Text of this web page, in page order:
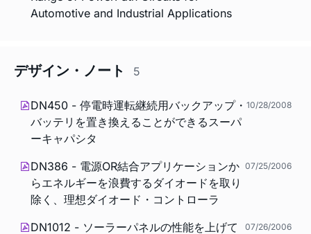
Automotive and Industrial Applications
デザイン・ノート 5
DN450 - 停電時運転継続用バックアップ・
バッテリを置き換えることができるスーパ
ーキャパシタ
10/28/2008
DN386 - 電源OR結合アプリケーションか
らエネルギーを浪費するダイオードを取り
除く、理想ダイオード・コントローラ
07/25/2006
DN1012 - ソーラーパネルの性能を上げて 07/26/2006